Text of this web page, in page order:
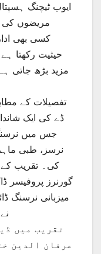
ایوب ٹیچنگ
مریضوں کی
کسی بھی
حیثیت رکھتا
مزید بڑھ جاتی
تفصیلات کے
ڈے کی ایک
جس میں
نرسز، طبی
کی۔ تقریب
گورنرز پروفیسر
میزبانی نرسنگ
تقریب میں
عرفان الدین